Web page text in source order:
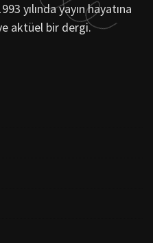
yılında yayın hayatına
aktüel bir dergi.